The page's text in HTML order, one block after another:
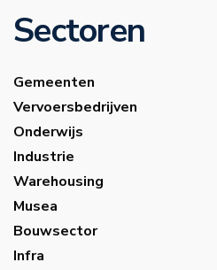
Sectoren
Gemeenten
Vervoersbedrijven
Onderwijs
Industrie
Warehousing
Musea
Bouwsector
Infra